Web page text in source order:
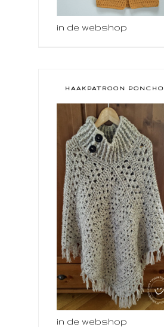
in de webshop
HAAKPATROON PONCHO
in de webshop